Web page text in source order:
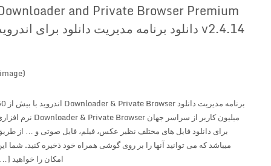
Downloader and Private Browser Premium
v2.4.14 دانلود برنامه مدیریت دانلود برای اندروید
برنامه مدیریت دانلود Downloader & Private Browser اندروید با بیش از 50
میلیون کاربر از سراسر جهان Downloader & Private Browser نرم افزاری
برای دانلود فایل های مختلف نظیر عکس، فیلم، فایل صوتی و … از طریق
میباشد که می توانید آنها را بر روی گوشی همراه خود ذخیره کنید. شما این
امکان را خواهید […]